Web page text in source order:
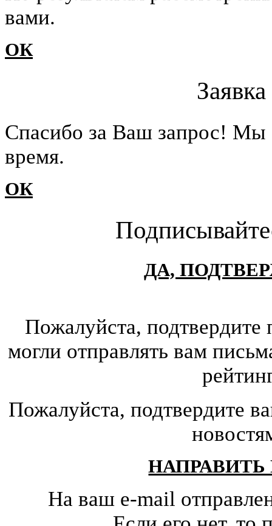
вами.
ОК
Cпасибо за Ваш запрос!
время.
ОК
ДА,
Пожалуйста,
могли отправлять вам
Пожалуйста, подтвердите
На ваш e-mail